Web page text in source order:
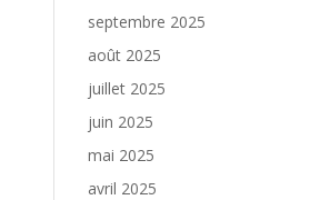
septembre 2025
août 2025
juillet 2025
juin 2025
mai 2025
avril 2025